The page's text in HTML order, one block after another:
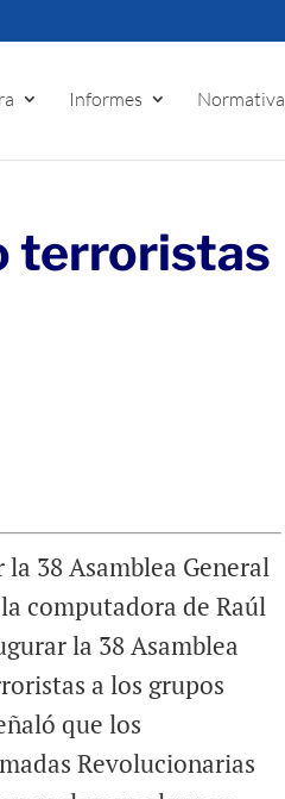
Informes Normativa
terroristas
38 Asamblea General
computadora de Raúl
la 38 Asamblea
a los grupos
que los
Revolucionarias